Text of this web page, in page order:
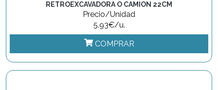
RETROEXCAVADORA O CAMION 22CM
Precio/Unidad
5.93€/u.
COMPRAR